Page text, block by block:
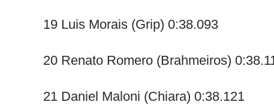
19 Luis Morais (Grip) 0:38.093
20 Renato Romero (Brahmeiros)
21 Daniel Maloni (Chiara) 0:38.121